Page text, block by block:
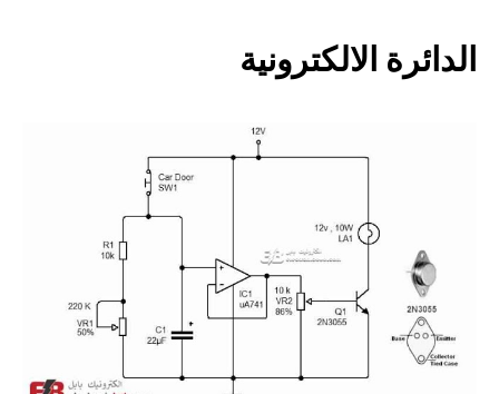
الدائرة الالكترونية